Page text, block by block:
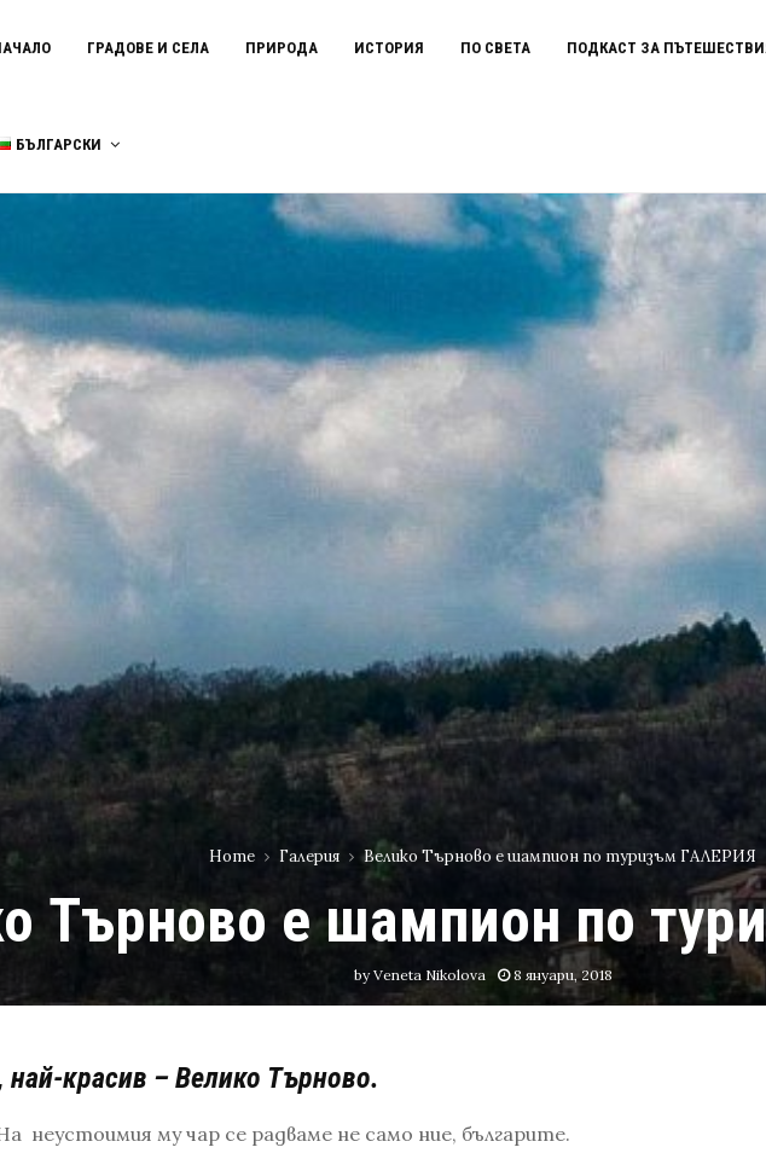
ГРАДОВЕ И СЕЛА ПРИРОДА ИСТОРИЯ ПО СВЕТА ПОДКАСТ ЗА
БЪЛГАРСКИ
Home Галерия Велико Търново е шампион по туризъм ГАЛЕРИЯ
Търново е шампион по
byVeneta Nikolova 8 януари, 2018
най-красив – Велико Търново.
неустоимия му чар се радваме не само ние, българите.